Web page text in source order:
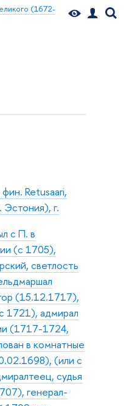
(1672-
Retusaari,
Эстония), г.
с П. в
(с 1705),
светлость
(15.12.1717),
1721), адмирал
(1717-1724,
в комнатные
(или с
судья
генерал-